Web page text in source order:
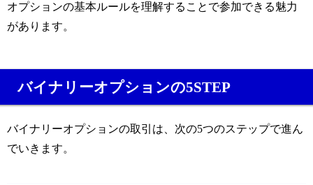
オプションの基本ルールを理解することで参加できる魅力
があります。
バイナリーオプションの5STEP
バイナリーオプションの取引は、次の5つのステップで進ん
でいきます。